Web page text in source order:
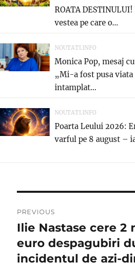
ROATA
vestea pe care o...
NOUTATI.INFO
Monica Pop, mesaj
„Mi-a fost pusa
intamplat...
NOUTATI.INFO
Poarta Leului 2026:
varful pe 8 august –
în
articole
PREVIOUS
Previous
post:
Ilie Nastase cere 2
euro despagubiri
incidentul de azi-